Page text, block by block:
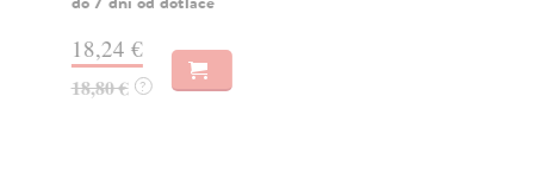
18,24 €
18,80 € ?